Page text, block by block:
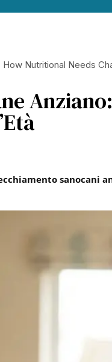
How Nutritional Needs
sanocani